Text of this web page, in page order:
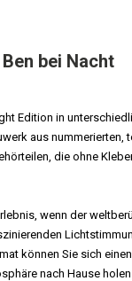
bei Nacht
Edition in
aus nummerierten,
die ohne
wenn der
können Sie sich
nach Hause